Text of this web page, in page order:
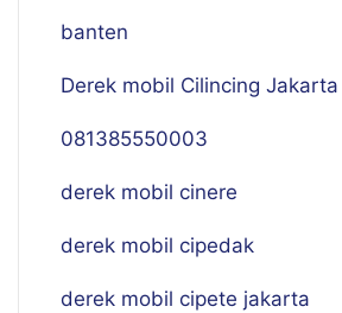
banten
Derek mobil Cilincing Jakarta
081385550003
derek mobil cinere
derek mobil cipedak
derek mobil cipete jakarta